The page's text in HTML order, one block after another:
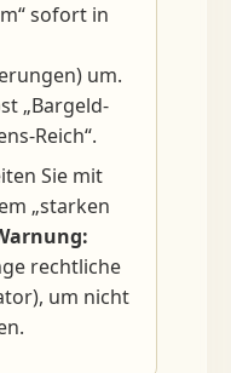
sofort in
um.
„Bargeld-
Reich“.
Sie mit
„starken
rechtliche
um nicht